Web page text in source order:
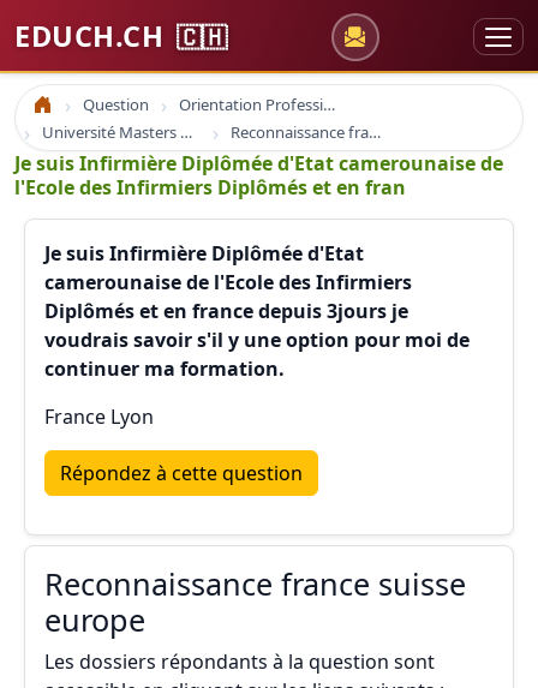
EDUCH.CH 🇨🇭
Accueil Question
Orientation Professionnelle
Université Masters Bachelor
Reconnaissance france suisse europe
Je suis Infirmière Diplômée d'Etat camerounaise de
l'Ecole des Infirmiers Diplômés et en fran
Je suis Infirmière Diplômée d'Etat
camerounaise de l'Ecole des Infirmiers
Diplômés et en france depuis 3jours je
voudrais savoir s'il y une option pour moi de
continuer ma formation.
France Lyon
Répondez à cette question
Reconnaissance france suisse
europe
Les dossiers répondants à la question sont